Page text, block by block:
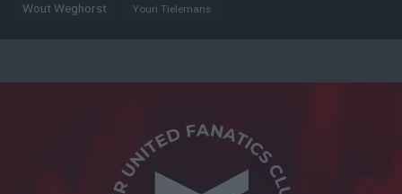
Wout Weghorst Youri Tielemans